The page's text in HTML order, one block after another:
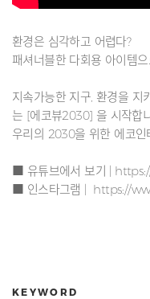
환경은 심각하고 어렵다?
패셔너블한 다회용 아이템
지속가능한 지구, 환경을 지
는 [에코뷰2030] 을 시작합
우리의 2030을 위한 에코인
■ 유튜브에서 보기 |
■ 인스타그램 | https://
KEYWORD